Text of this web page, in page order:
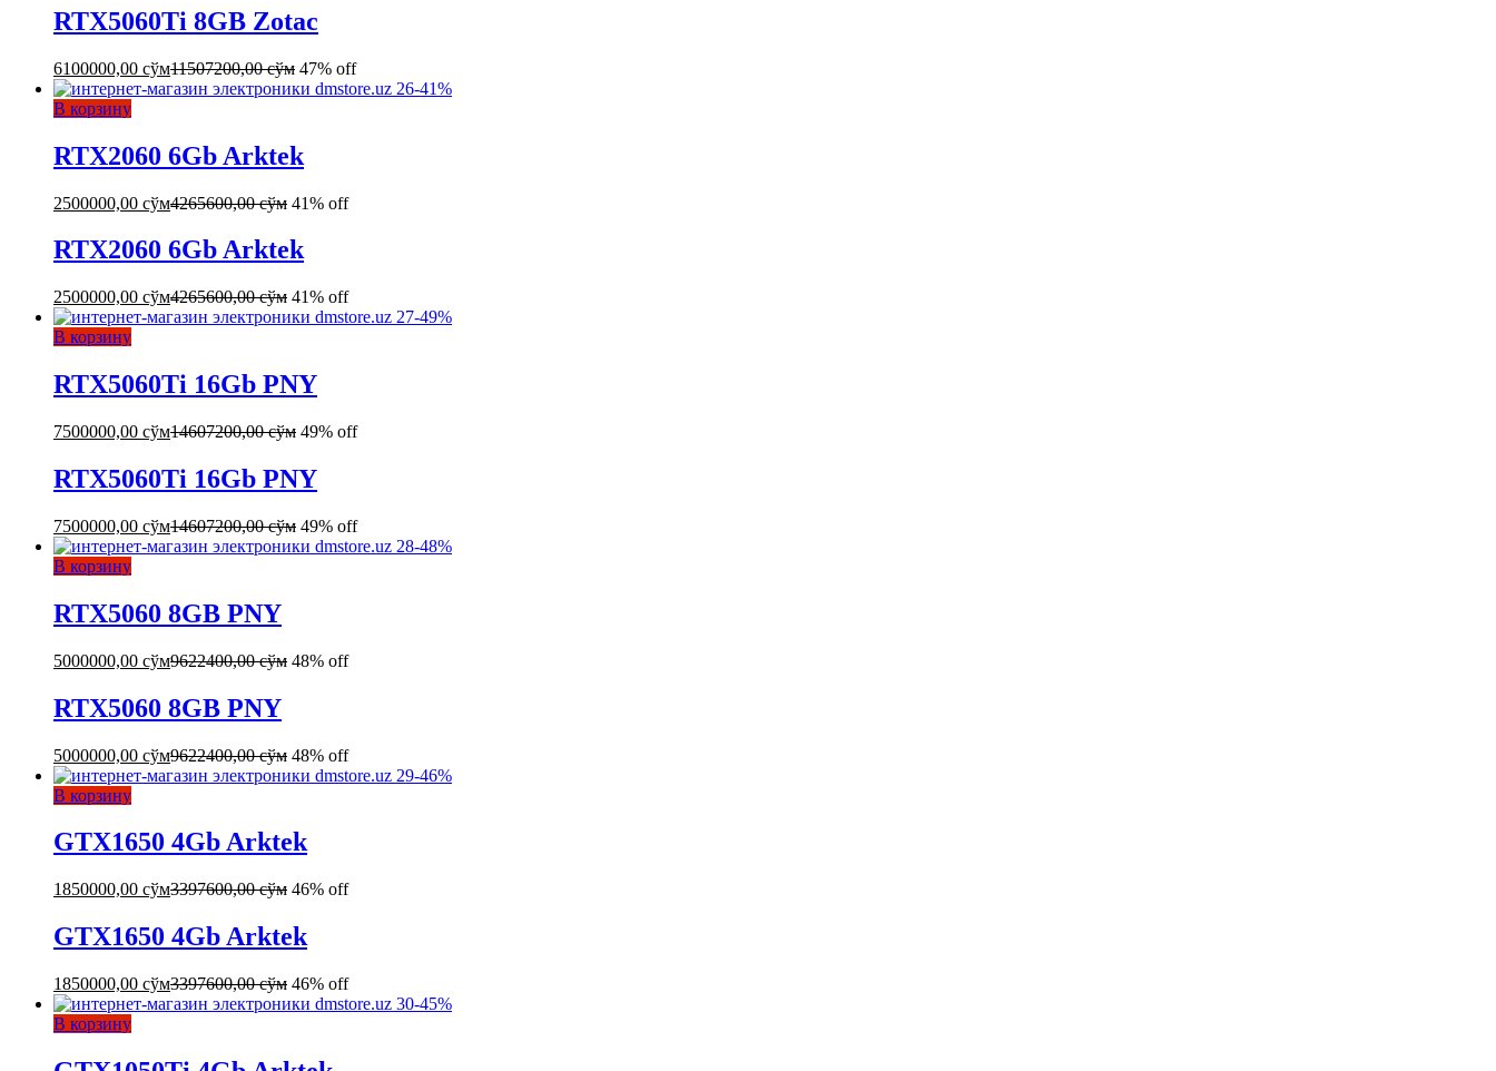
RTX5060Ti 8GB Zotac
6100000,00 сўм11507200,00сўм 47% off
-41%
В корзину
RTX2060 6Gb Arktek
2500000,00 сўм4265600,00сўм 41% off
RTX2060 6Gb Arktek
2500000,00 сўм4265600,00сўм 41% off
-49%
В корзину
RTX5060Ti 16Gb PNY
7500000,00 сўм14607200,00сўм 49% off
RTX5060Ti 16Gb PNY
7500000,00 сўм14607200,00сўм 49% off
-48%
В корзину
RTX5060 8GB PNY
5000000,00 сўм9622400,00сўм 48% off
RTX5060 8GB PNY
5000000,00 сўм9622400,00сўм 48% off
-46%
В корзину
GTX1650 4Gb Arktek
1850000,00 сўм3397600,00сўм 46% off
GTX1650 4Gb Arktek
1850000,00 сўм3397600,00сўм 46% off
-45%
В корзину